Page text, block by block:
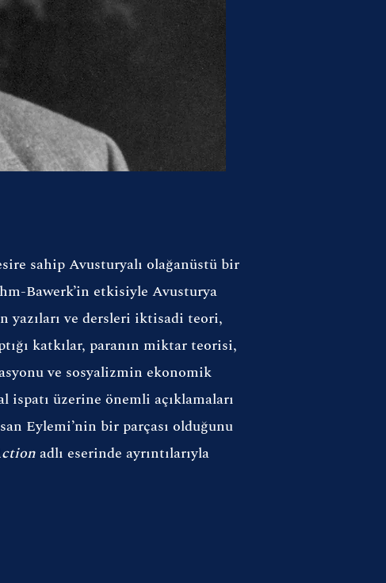
sahip Avusturyalı olağanüstü bir
Bawerk’in etkisiyle Avusturya
yazıları ve dersleri iktisadi teori,
katkılar, paranın miktar teorisi,
ve sosyalizmin ekonomik
ispatı üzerine önemli açıklamaları
Eylemi’nin bir parçası olduğunu
adlı eserinde ayrıntılarıyla